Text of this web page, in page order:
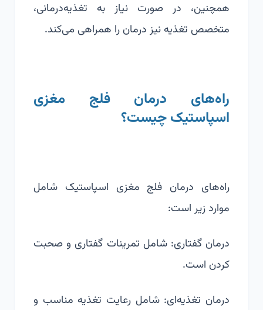
همچنین، در صورت نیاز به تغذیه‌درمانی،
متخصص تغذیه نیز درمان را همراهی می‌کند.
راه‌های درمان فلج مغزی
اسپاستیک چیست؟
راه‌های درمان فلج مغزی اسپاستیک شامل
موارد زیر است:
درمان گفتاری: شامل تمرینات گفتاری و صحبت
کردن است.
درمان تغذیه‌ای: شامل رعایت تغذیه مناسب و